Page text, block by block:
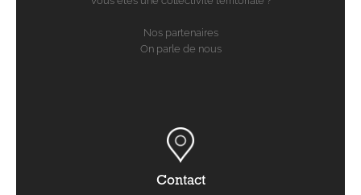
Nos partenaires
On parle de nous
Contact